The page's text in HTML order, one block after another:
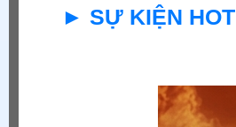
► SỰ KIỆN HOT